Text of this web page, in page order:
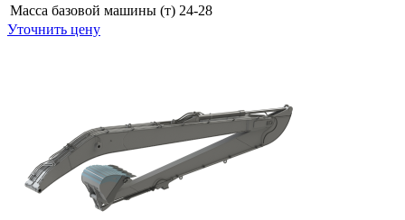
Масса базовой машины (т) 24-28
Уточнить цену